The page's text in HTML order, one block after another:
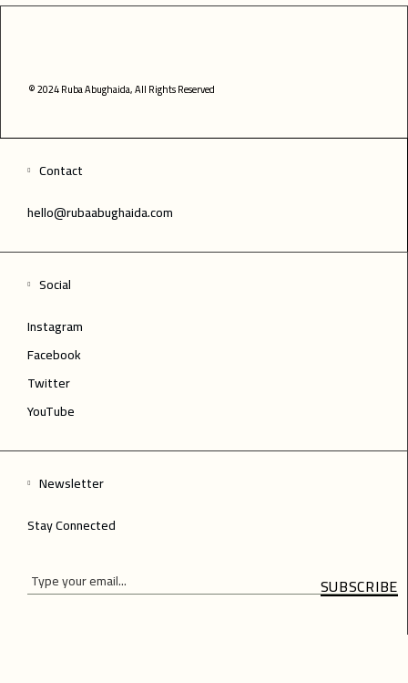
© 2024 Ruba Abughaida, All Rights Reserved
Contact
hello@rubaabughaida.com
Social
Instagram
Facebook
Twitter
YouTube
Newsletter
Stay Connected
SUBSCRIBE